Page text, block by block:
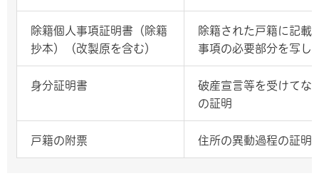
除籍個人事項証明書（除籍
抄本）（改製原を含む）
除籍された戸籍に記載
事項の必要部分を写し
身分証明書
破産宣言等を受けてな
の証明
戸籍の附票 住所の異動過程の証明